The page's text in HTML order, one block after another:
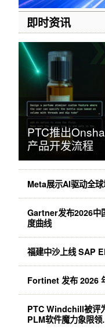
即时资讯
PTC推出
产品开发流程
Meta展示AI驱动全
Gartner发布2026中
度曲线
福建中沙上线 SAP
Fortinet 发布 2026
PTC Windchill被评
PLM软件魔力象限